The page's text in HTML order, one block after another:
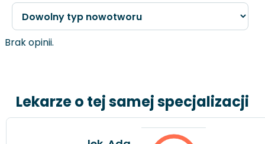
Brak opinii.
Lekarze o tej samej specjalizacji